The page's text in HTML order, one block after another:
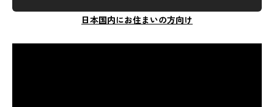
日本国内にお住まいの方向け